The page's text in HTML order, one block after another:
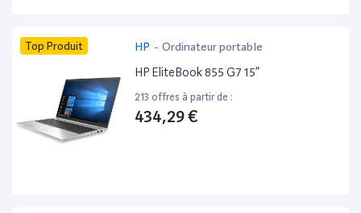
Top Produit HP - Ordinateur portable
HP EliteBook 855 G7 15”
213 offres à partir de :
434,29 €